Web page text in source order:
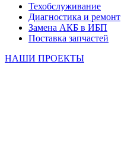
Техобслуживание
Диагностика и ремонт
Замена АКБ в ИБП
Поставка запчастей
НАШИ ПРОЕКТЫ